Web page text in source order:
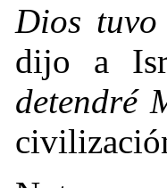
Dios tuvo
dijo a
detendré